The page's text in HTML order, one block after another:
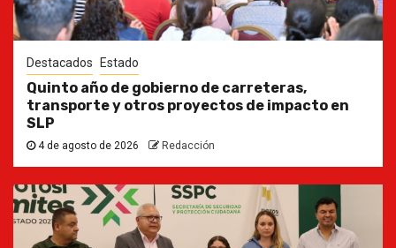
Destacados Estado
Quinto año de gobierno de carreteras,
transporte y otros proyectos de impacto en
SLP
4 de agosto de 2026 Redacción